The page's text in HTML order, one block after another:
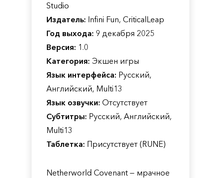
Studio
Издатель: Infini Fun, CriticalLeap
Год выхода: 9 декабря 2025
Версия: 1.0
Категория: Экшен игры
Язык интерфейса: Русский,
Английский, Multi13
Язык озвучки: Отсутствует
Субтитры: Русский, Английский,
Multi13
Таблетка: Присутствует (RUNE)
Netherworld Covenant — мрачное